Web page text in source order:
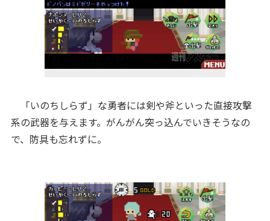
「いのちしらず」な勇者には剣や斧といった直接攻撃
系の武器を与えます。がんがん突っ込んでいきそうなの
で、防具も忘れずに。